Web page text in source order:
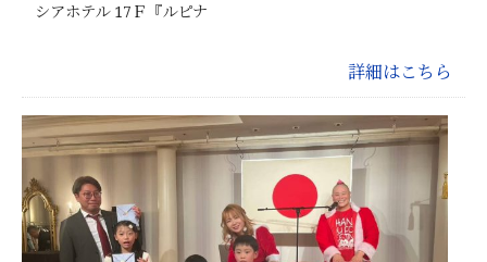
シアホテル 17Ｆ『ルピナ
詳細はこちら